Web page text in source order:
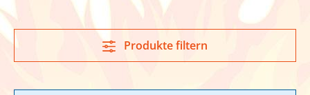
Produkte filtern